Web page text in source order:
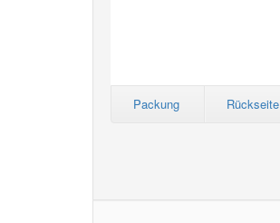
Packung Rückseite